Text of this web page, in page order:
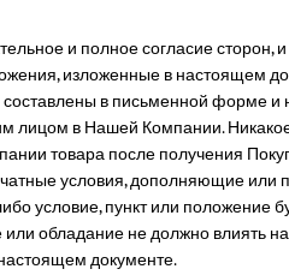
и полное согласие сторон,
изложенные в настоящем
в письменной форме
в Нашей Компании. Никакое
товара после получения
условия, дополняющие или
условие, пункт или положение
обладание не должно влиять
документе.